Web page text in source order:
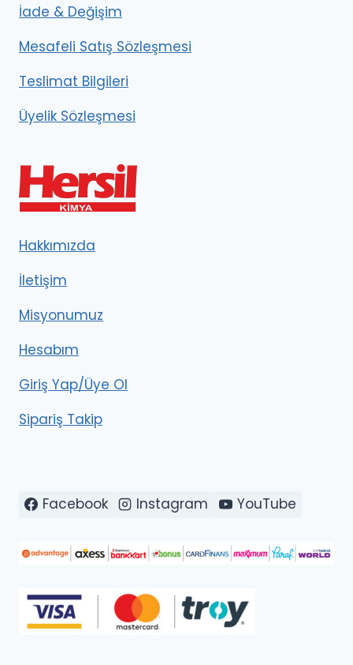
İade & Değişim
Mesafeli Satış Sözleşmesi
Teslimat Bilgileri
Üyelik Sözleşmesi
Hakkımızda
İletişim
Misyonumuz
Hesabım
Giriş Yap/Üye Ol
Sipariş Takip
Facebook Instagram YouTube